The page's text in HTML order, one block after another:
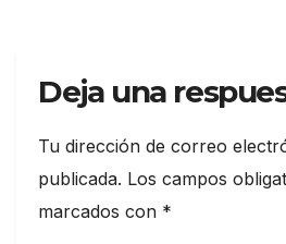
Deja una
Tu dirección de correo
publicada. Los campos
marcados con *